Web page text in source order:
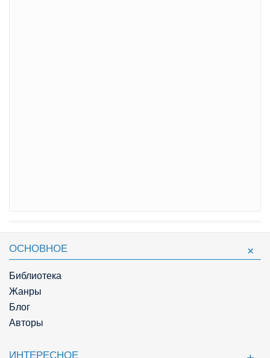
ОСНОВНОЕ
Библиотека
Жанры
Блог
Авторы
ИНТЕРЕСНОЕ